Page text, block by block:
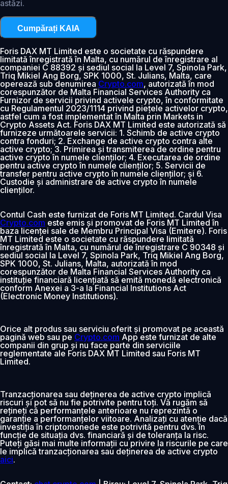
astăzi.
Cumpărați KAIA
Foris DAX MT Limited este o societate cu răspundere
limitată înregistrată în Malta, cu numărul de înregistrare al
companiei C 88392 și sediul social la Level 7, Spinola Park,
Triq Mikiel Ang Borg, SPK 1000, St. Julians, Malta, care
operează sub denumirea Crypto.com, autorizată în mod
corespunzător de Malta Financial Services Authority ca
Furnizor de servicii privind activele crypto, în conformitate
cu Regulamentul 2023/1114 privind piețele activelor crypto,
astfel cum a fost implementat în Malta prin Markets in
Crypto Assets Act. Foris DAX MT Limited este autorizată să
furnizeze următoarele servicii: 1. Schimb de active crypto
contra fonduri; 2. Exchange de active crypto contra alte
active crypto; 3. Primirea și transmiterea de ordine pentru
active crypto în numele clienților; 4. Executarea de ordine
pentru active crypto în numele clienților; 5. Servicii de
transfer pentru active crypto în numele clienților; și 6.
Custodie și administrare de active crypto în numele
clienților.
Contul Cash este furnizat de Foris MT Limited. Cardul Visa
Crypto.com este emis și promovat de Foris MT Limited în
baza licenței sale de Membru Principal Visa (Emitere). Foris
MT Limited este o societate cu răspundere limitată
înregistrată în Malta, cu numărul de înregistrare C 90348 și
sediul social la Level 7, Spinola Park, Triq Mikiel Ang Borg,
SPK 1000, St. Julians, Malta, autorizată în mod
corespunzător de Malta Financial Services Authority ca
instituție financiară licențiată să emită monedă electronică
conform Anexei a 3-a la Financial Institutions Act
(Electronic Money Institutions).
Orice alt produs sau serviciu oferit și promovat pe această
pagină web sau pe Crypto.com App este furnizat de alte
companii din grup și nu face parte din serviciile
reglementate ale Foris DAX MT Limited sau Foris MT
Limited.
Tranzacționarea sau deținerea de active crypto implică
riscuri și pot să nu fie potrivite pentru toți. Vă rugăm să
rețineți că performanțele anterioare nu reprezintă o
garanție a performanțelor viitoare. Analizați cu atenție dacă
investiția în criptomonede este potrivită pentru dvs. în
funcție de situația dvs. financiară și de toleranța la risc.
Puteți găsi mai multe informații cu privire la riscurile pe care
le implică tranzacționarea sau deținerea de active crypto
aici.